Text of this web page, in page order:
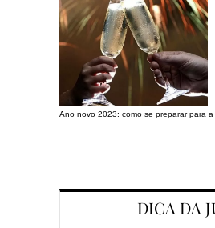
Ano novo 2023: como se preparar para a
DICA DA